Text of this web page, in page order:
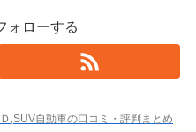
ォローする
,SUV自動車の口コミ・評判まとめ